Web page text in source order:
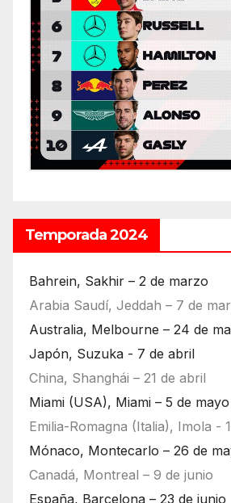
Temporada 2024
Bahrein, Sakhir – 2 de marzo
Arabia Saudí, Jeddah – 7 de
Australia, Melbourne – 24 de
Japón, Suzuka - 7 de abril
China, Shanghái – 21 de abril
Miami (USA), Miami – 5 de mayo
Emilia-Romagna (Italia), Imola -
Mónaco, Montecarlo – 26 de
Canadá, Montreal – 9 de junio
España, Barcelona – 23 de junio